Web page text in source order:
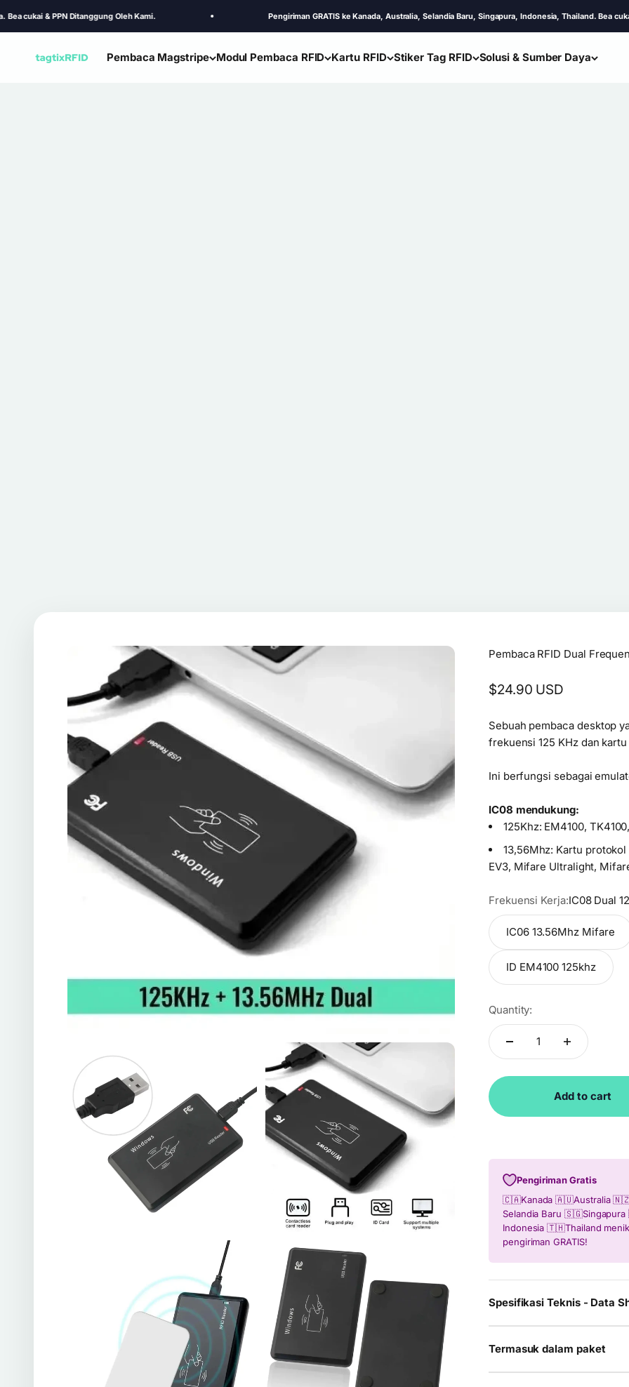
& PPN Ditanggung Oleh Kami. Pengiriman GRATIS ke Kanada, Australia, Selandia Baru, Singapura, Indonesia, Thailand. Bea cukai &
Pembaca Magstripe Modul Pembaca RFID Kartu RFID Stiker Tag RFID Solusi & Sumber Daya
TagtixRFID
Pembaca RFID Dual
Sale price
$24.90 USD
Sebuah pembaca desktop
frekuensi 125 KHz dan
Ini berfungsi sebagai
IC08 mendukung:
125Khz: EM4100,
13,56Mhz: Kartu
EV3, Mifare Ultralight,
Frekuensi Kerja:IC08 Dual
IC06 13.56Mhz Mifare
ID EM4100 125khz
Quantity:
Add to cart
Pengiriman Gratis
🇨🇦Kanada 🇦🇺Australia
Selandia Baru
Indonesia 🇹🇭Thailand
pengiriman GRATIS!
Spesifikasi Teknis - Data
Termasuk dalam paket